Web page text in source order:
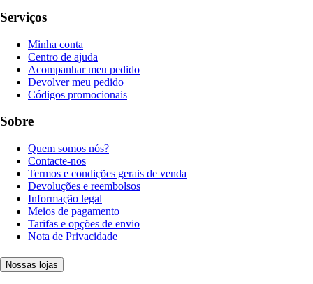
Serviços
Minha conta
Centro de ajuda
Acompanhar meu pedido
Devolver meu pedido
Códigos promocionais
Sobre
Quem somos nós?
Contacte-nos
Termos e condições gerais de venda
Devoluções e reembolsos
Informação legal
Meios de pagamento
Tarifas e opções de envio
Nota de Privacidade
Nossas lojas